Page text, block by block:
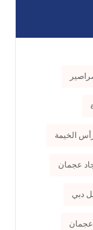
الخيمة
عجمان
دبي